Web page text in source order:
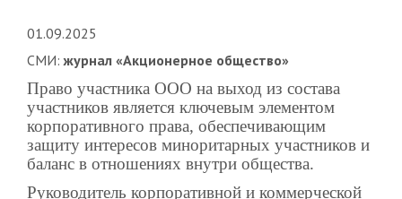
01.09.2025
СМИ:журнал «Акционерное общество»
Право участника ООО на выход из состава
участников является ключевым элементом
корпоративного права, обеспечивающим
защиту интересов миноритарных участников и
баланс в отношениях внутри общества.
Руководитель корпоративной и коммерческой